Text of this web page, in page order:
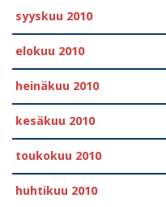
syyskuu 2010
elokuu 2010
heinäkuu 2010
kesäkuu 2010
toukokuu 2010
huhtikuu 2010